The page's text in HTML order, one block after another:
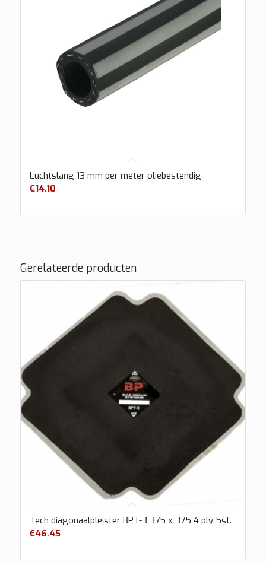
Luchtslang 13 mm per meter oliebestendig
€14.10
Gerelateerde producten
Tech diagonaalpleister BPT-3 375 x 375 4 ply 5st.
€46.45